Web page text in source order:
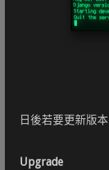
日後若要更新版
Upgrade